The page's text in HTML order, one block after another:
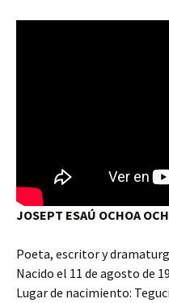
JOSEPT ESAÚ OCHOA
Poeta, escritor y
Nacido el 11 de agosto de
Lugar de nacimiento: